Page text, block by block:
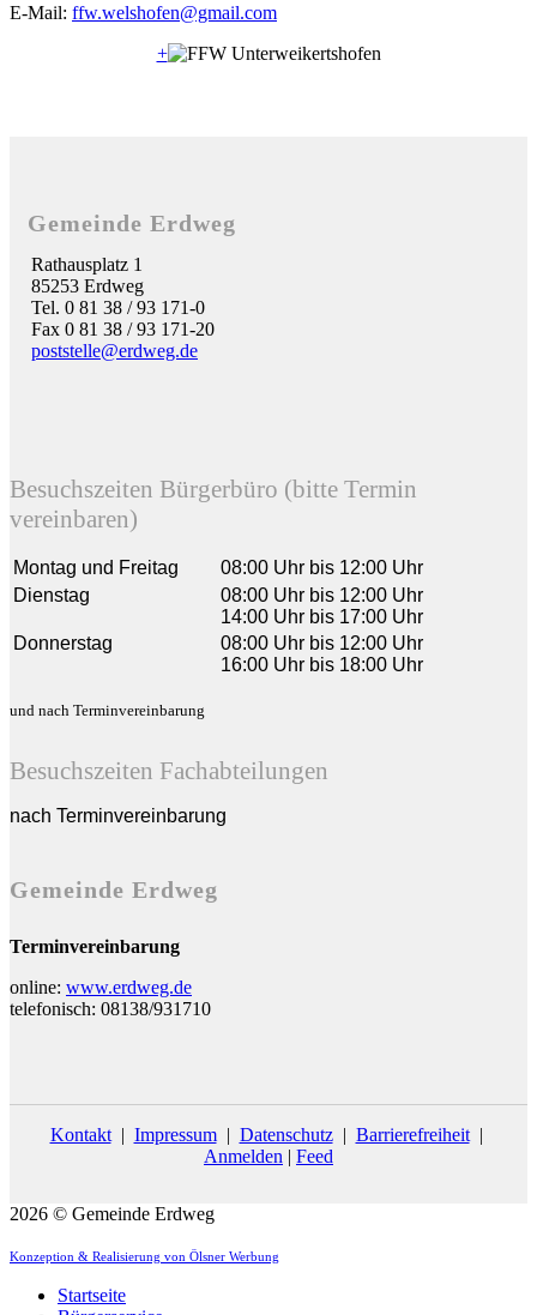
E-Mail: ffw.welshofen@gmail.com
+
Gemeinde Erdweg
Rathausplatz 1
85253 Erdweg
Tel. 0 81 38 / 93 171-0
Fax 0 81 38 / 93 171-20
poststelle@erdweg.de
Besuchszeiten Bürgerbüro (bitte Termin
vereinbaren)
Montag und Freitag
08:00 Uhr bis 12:00 Uhr
Dienstag
08:00 Uhr bis 12:00 Uhr
14:00 Uhr bis 17:00 Uhr
Donnerstag
08:00 Uhr bis 12:00 Uhr
16:00 Uhr bis 18:00 Uhr
und nach Terminvereinbarung
Besuchszeiten Fachabteilungen
nach Terminvereinbarung
Gemeinde Erdweg
Terminvereinbarung
online: www.erdweg.de
telefonisch: 08138/931710
Kontakt| Impressum| Datenschutz| Barrierefreiheit|
Anmelden | Feed
2026 © Gemeinde Erdweg
Konzeption & Realisierung von Ölsner Werbung
Startseite